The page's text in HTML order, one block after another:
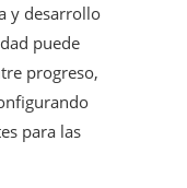
y desarrollo
puede
progreso,
para las